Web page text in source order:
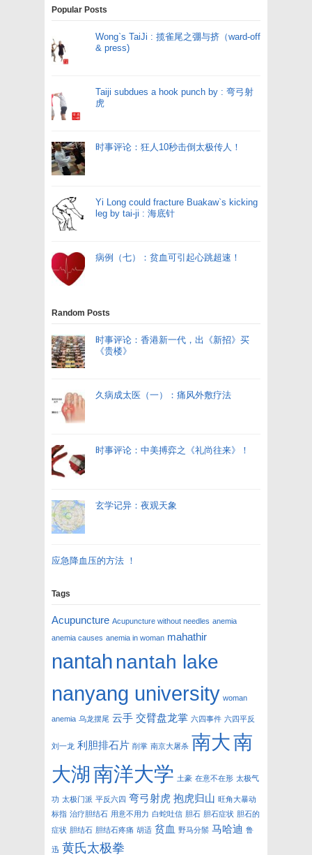
Popular Posts
Wong`s TaiJi : 揽雀尾之弸与挤（ward-off
& press)
Taiji subdues a hook punch by : 弯弓射
虎
时事评论：狂人10秒击倒太极传人！
Yi Long could fracture Buakaw`s kicking
leg by tai-ji : 海底针
病例（七）：贫血可引起心跳超速！
Random Posts
时事评论：香港新一代，出《新招》买
《贵楼》
久病成太医（一）：痛风外敷疗法
时事评论：中美搏弈之《礼尚往来》！
玄学记异：夜观天象
应急降血压的方法 ！
Tags
Acupuncture Acupuncture without needles anemia
anemia causes anemia in woman mahathir
nantahnantah lake
nanyang university woman
anemia 乌龙摆尾 云手 交臂盘龙掌 六四事件 六四平反
刘一龙 利胆排石片 削掌 南京大屠杀 南大南
大湖南洋大学 土豪 在意不在形 太极气
功 太极门派 平反六四 弯弓射虎 抱虎归山 旺角大暴动
标指 治疗胆结石 用意不用力 白蛇吐信 胆石 胆石症状 胆石的
症状 胆结石 胆结石疼痛 胡适 贫血 野马分鬃 马哈迪 鲁
迅 黄氏太极拳